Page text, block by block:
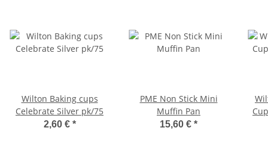
Wilton Baking cups
Celebrate Silver pk/75
2,60 € *
PME Non Stick Mini
Muffin Pan
15,60 € *